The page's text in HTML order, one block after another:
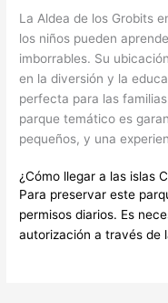
La Aldea de los Grobits
los niños pueden
imborrables. Su
en la diversión y la
perfecta para las
parque temático es
pequeños, y una
¿Cómo llegar a las islas
Para preservar este
permisos diarios. Es
autorización a través de